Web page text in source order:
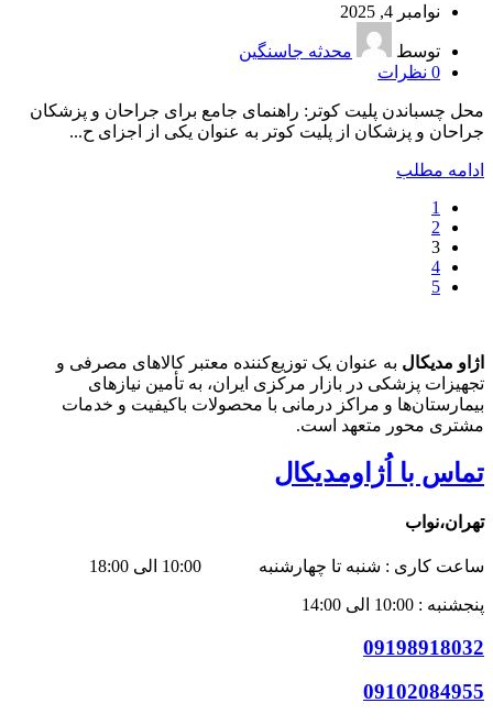
نوامبر 4, 2025
توسط
محدثه جاسنگین
0 نظرات
محل چسباندن پلیت کوتر: راهنمای جامع برای جراحان و پزشکان
جراحان و پزشکان از پلیت کوتر به عنوان یکی از اجزای ح...
ادامه مطلب
1
2
3
4
5
اژاو مدیکال به عنوان یک توزیع‌کننده معتبر کالاهای مصرفی و
تجهیزات پزشکی در بازار مرکزی ایران، به تأمین نیازهای
بیمارستان‌ها و مراکز درمانی با محصولات باکیفیت و خدمات
مشتری محور متعهد است.
تماس با اُژاومدیکال
تهران،نواب
ساعت کاری : شنبه تا چهارشنبه 10:00 الی 18:00
پنجشنبه : 10:00 الی 14:00
09198918032
09102084955